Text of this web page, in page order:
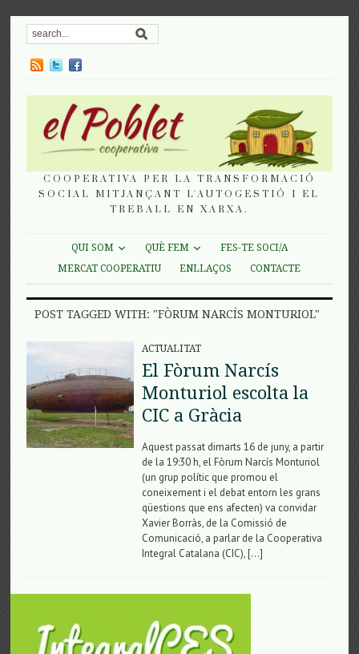
COOPERATIVA PER LA TRANSFORMACIÓ
SOCIAL MITJANÇANT L'AUTOGESTIÓ I EL
TREBALL EN XARXA.
QUI SOM QUÈ FEM
FES-TE SOCI/A
MERCAT COOPERATIU
ENLLAÇOS CONTACTE
POST TAGGED WITH: "FÒRUM NARCÍS MONTURIOL"
ACTUALITAT
El Fòrum Narcís
Monturiol escolta la
CIC a Gràcia
Aquest passat dimarts 16 de juny, a partir
de la 19:30 h, el Fòrum Narcís Monturiol
(un grup polític que promou el
coneixement i el debat entorn les grans
qüestions que ens afecten) va convidar
Xavier Borràs, de la Comissió de
Comunicació, a parlar de la Cooperativa
Integral Catalana (CIC), […]